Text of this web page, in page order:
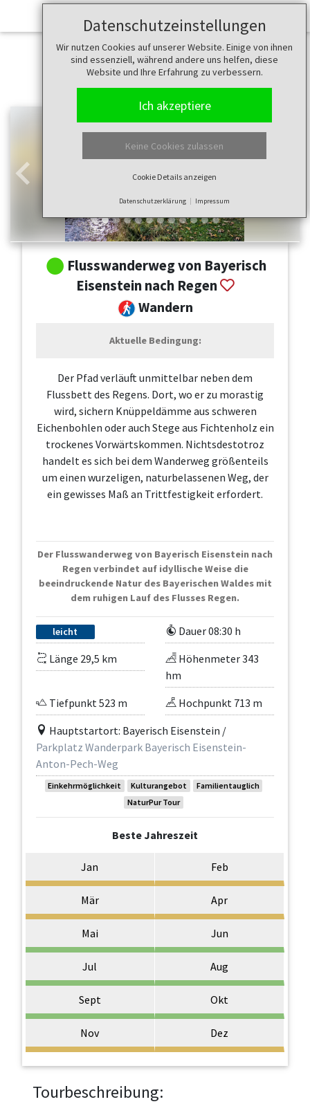
Datenschutzeinstellungen
Wir nutzen Cookies auf unserer Website. Einige von ihnen
sind essenziell, während andere uns helfen, diese
Website und Ihre Erfahrung zu verbessern.
Ich akzeptiere
Keine Cookies zulassen
Cookie Details anzeigen
Datenschutzerklärung Impressum
Zurück
Flusswanderweg von Bayerisch
Eisenstein nach Regen
Wandern
Aktuelle Bedingung:
Der Pfad verläuft unmittelbar neben dem
Flussbett des Regens. Dort, wo er zu morastig
wird, sichern Knüppeldämme aus schweren
Eichenbohlen oder auch Stege aus Fichtenholz ein
trockenes Vorwärtskommen. Nichtsdestotroz
handelt es sich bei dem Wanderweg größenteils
um einen wurzeligen, naturbelassenen Weg, der
ein gewisses Maß an Trittfestigkeit erfordert.
Der Flusswanderweg von Bayerisch Eisenstein nach
Regen verbindet auf idyllische Weise die
beeindruckende Natur des Bayerischen Waldes mit
dem ruhigen Lauf des Flusses Regen.
leicht
Dauer 08:30 h
Länge 29,5 km
Höhenmeter 343
hm
Tiefpunkt 523 m
Hochpunkt 713 m
Hauptstartort: Bayerisch Eisenstein /
Parkplatz Wanderpark Bayerisch Eisenstein-
Anton-Pech-Weg
Einkehrmöglichkeit Kulturangebot
Familientauglich
NaturPur Tour
Beste Jahreszeit
Jan Feb
Mär Apr
Mai Jun
Jul Aug
Sept Okt
Nov Dez
Tourbeschreibung: